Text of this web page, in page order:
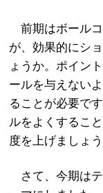
前期はボール
が、効果的にシ
ょうか。ポイン
ールを与えない
ることが必要で
ルをよくするこ
度を上げましょう
さて、今期は